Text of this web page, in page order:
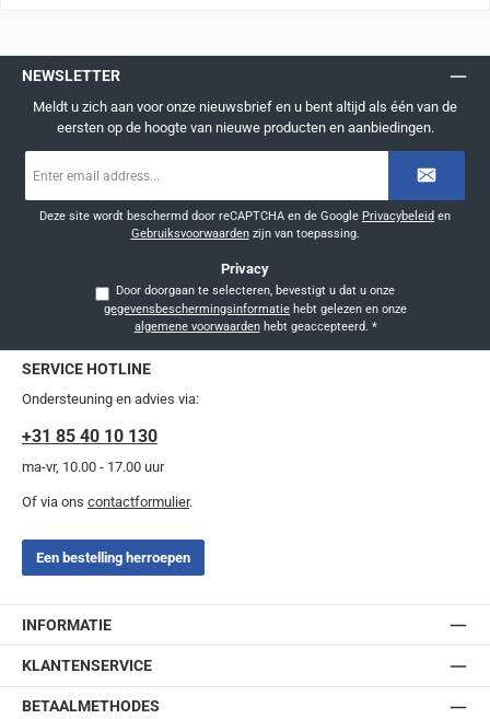
NEWSLETTER
Meldt u zich aan voor onze nieuwsbrief en u bent altijd als één van de
eersten op de hoogte van nieuwe producten en aanbiedingen.
mailadres
Deze site wordt beschermd door reCAPTCHA en de Google Privacybeleid en
Gebruiksvoorwaardenzijn van toepassing.
Privacy
Door doorgaan te selecteren, bevestigt u dat u onze
gegevensbeschermingsinformatie
algemene voorwaardenhebt geaccepteerd. *
SERVICE HOTLINE
Ondersteuning en advies via:
+31 85 40 10 130
ma-vr, 10.00 - 17.00 uur
Of via ons contactformulier.
Een bestelling herroepen
INFORMATIE
KLANTENSERVICE
BETAALMETHODES